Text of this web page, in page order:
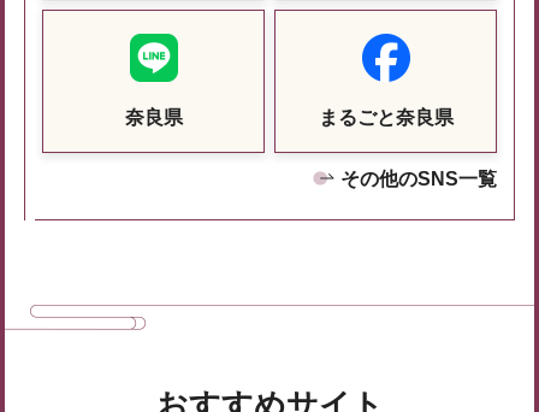
奈良県 まるごと奈良県
その他のSNS一覧